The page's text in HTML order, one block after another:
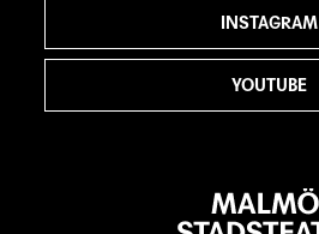
INSTAGRAM
YOUTUBE